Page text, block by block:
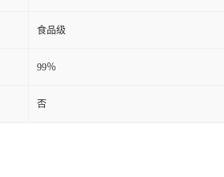
食品级
99％
否